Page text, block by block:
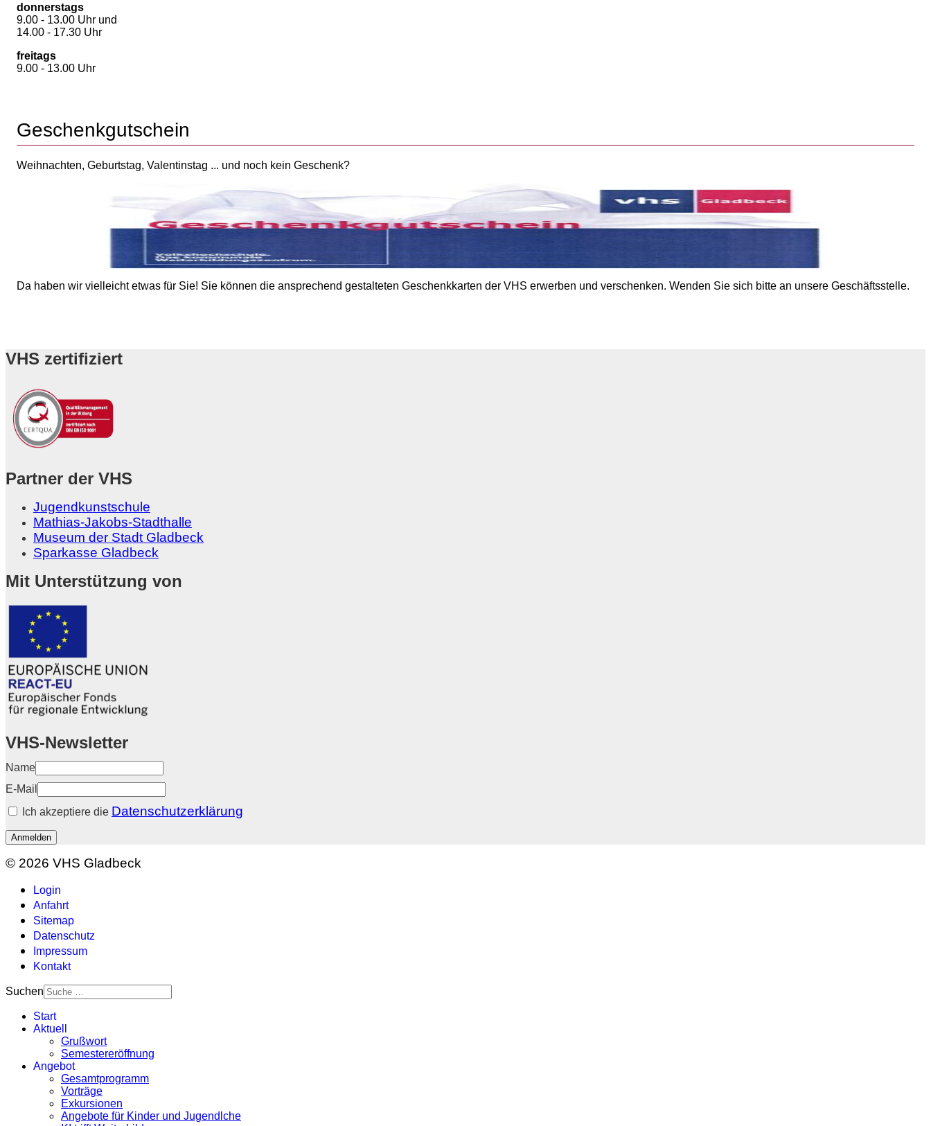
donnerstags
9.00 - 13.00 Uhr und
14.00 - 17.30 Uhr
freitags
9.00 - 13.00 Uhr
Geschenkgutschein
Weihnachten, Geburtstag, Valentinstag ... und noch kein Geschenk?
Da haben wir vielleicht etwas für Sie! Sie können die ansprechend gestalteten Geschenkkarten der VHS erwerben und verschenken. Wenden Sie sich bitte an unsere Geschäftsstelle.
VHS zertifiziert
Partner der VHS
Jugendkunstschule
Mathias-Jakobs-Stadthalle
Museum der Stadt Gladbeck
Sparkasse Gladbeck
Mit Unterstützung von
VHS-Newsletter
Name
E-Mail
Ich akzeptiere die Datenschutzerklärung
Anmelden
© 2026 VHS Gladbeck
Login
Anfahrt
Sitemap
Datenschutz
Impressum
Kontakt
Suchen
Start
Aktuell
Grußwort
Semestereröffnung
Angebot
Gesamtprogramm
Vorträge
Exkursionen
Angebote für Kinder und Jugendlche